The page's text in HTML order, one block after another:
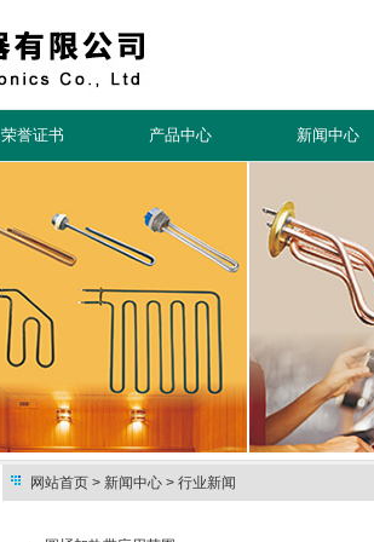
荣誉证书 产品中心 新闻中心
网站首页 > 新闻中心 > 行业新闻